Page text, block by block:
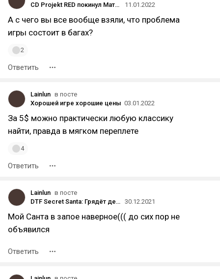
CD Projekt RED покинул Матеуш Каник — один из геймдиректоров Cyberpunk 2077
11.01.2022
А с чего вы все вообще взяли, что проблема
игры состоит в багах?
2
Ответить
Lainlun в посте
Хорошей игре хорошие цены 03.01.2022
За 5$ можно практически любую классику
найти, правда в мягком переплете
4
Ответить
Lainlun в посте
DTF Secret Santa: Грядёт дедлайн 💀 30.12.2021
Мой Санта в запое наверное((( до сих пор не
объявился
Ответить